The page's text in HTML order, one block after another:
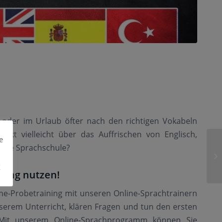
im Urlaub öfter nach den richtigen Vokabeln
vielleicht über das Auffrischen von Englisch,
Sprachschule?
nutzen!
Probetraining mit unseren Online-Sprachtrainern
Unterricht, klären Fragen und tun den ersten